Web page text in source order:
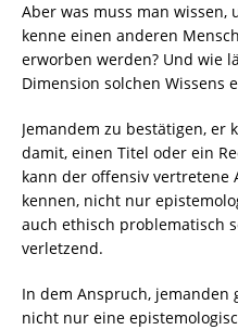
Aber was muss man wissen,
kenne einen anderen
erworben werden? Und wie
Dimension solchen Wissens
Jemandem zu bestätigen, er
damit, einen Titel oder ein
kann der offensiv vertretene
kennen, nicht nur
auch ethisch problematisch
verletzend.
In dem Anspruch, jemanden
nicht nur eine